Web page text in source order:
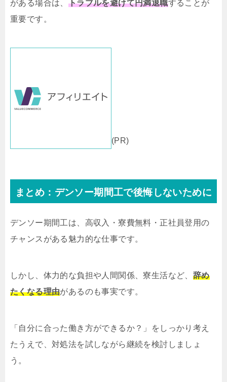
がある場合は、 トラブルを避けて円満退職することが
重要です。
(PR)
まとめ：デンソー期間工で後悔しないために
デンソー期間工は、高収入・寮費無料・正社員登用の
チャンスがある魅力的な仕事です。
しかし、体力的な負担や人間関係、寮生活など、 辞め
たくなる理由があるのも事実です。
「自分に合った働き方ができるか？」をしっかり考え
たうえで、対処法を試しながら継続を検討しましょ
う。